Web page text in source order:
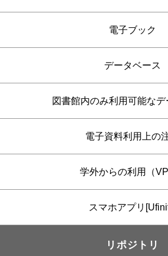
電子ブック
データベース
図書館内のみ利用可能なデ
電子資料利用上の
学外からの利用（
スマホアプリ
リポジトリ